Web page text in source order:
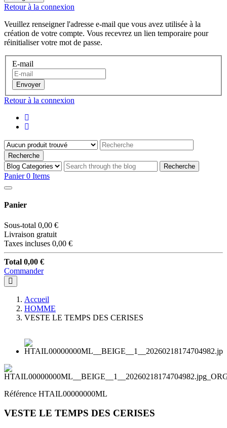
Retour à la connexion
Veuillez renseigner l'adresse e-mail que vous avez utilisée à la
création de votre compte. Vous recevrez un lien temporaire pour
réinitialiser votre mot de passe.
E-mail
Envoyer
Retour à la connexion
Recherche
Recherche
Panier 0 Items
Panier
Sous-total 0,00 €
Livraison gratuit
Taxes incluses 0,00 €
Total 0,00 €
Commander
Accueil
HOMME
VESTE LE TEMPS DES CERISES
Référence HTAIL00000000ML
VESTE LE TEMPS DES CERISES